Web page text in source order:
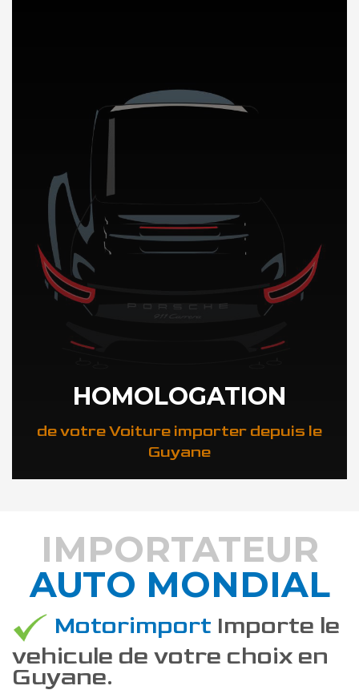
DÉCOUVREZ NOTRE IMPORTATION AUTO en Guyane
HOMOLOGATION
de votre Voiture importer depuis le
Guyane
DÉCOUVREZ COMMENT
IMPORTATEUR
AUTO MONDIAL
Motorimport Importe le
vehicule de votre choix en
Guyane.